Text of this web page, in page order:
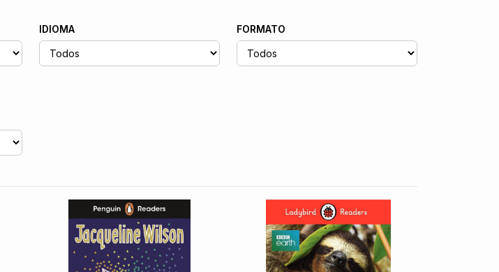
IDIOMA FORMATO